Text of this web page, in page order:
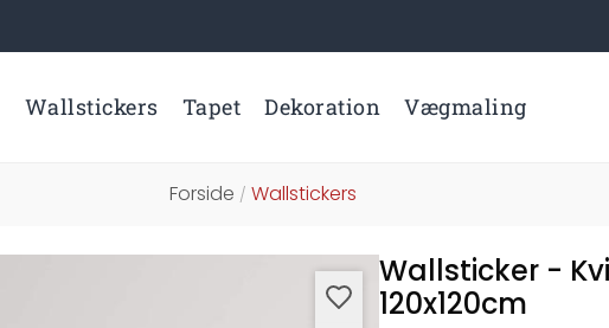
Wallstickers Tapet Dekoration Vægmaling
Forside / Wallstickers
Wallsticker -
120x120cm